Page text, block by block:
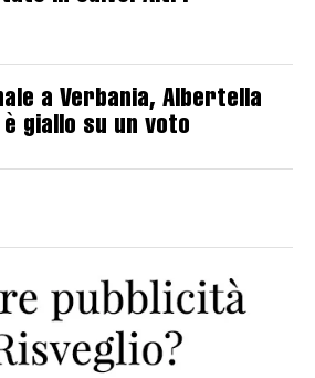
a Verbania, Albertella
è giallo su un voto